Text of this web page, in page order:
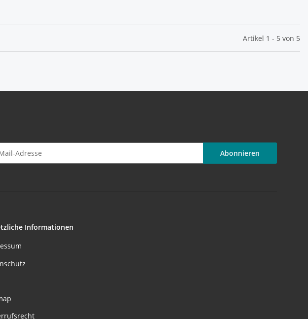
Artikel 1 - 5 von 5
Abonnieren
Informationen